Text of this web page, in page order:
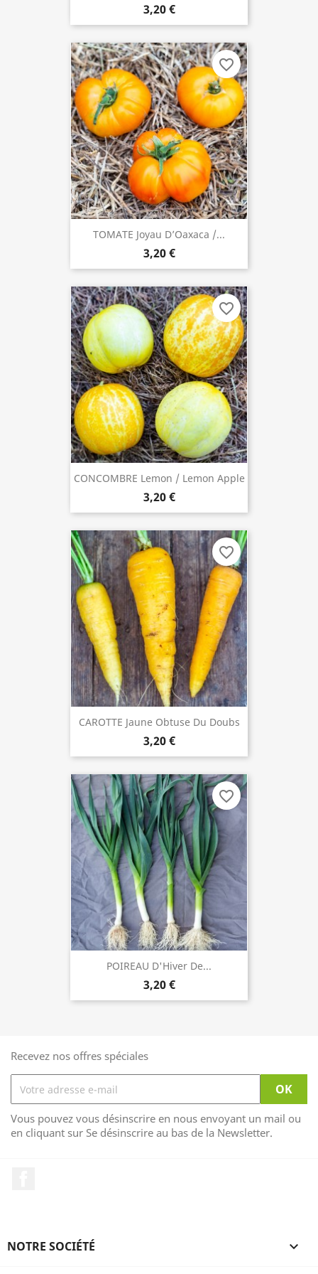
3,20 €
TOMATE Joyau D’Oaxaca /...
3,20 €
favorite_border
CONCOMBRE Lemon / Lemon Apple
3,20 €
favorite_border
CAROTTE Jaune Obtuse Du Doubs
3,20 €
favorite_border
POIREAU D'Hiver De...
3,20 €
favorite_border
Recevez nos offres spéciales
Vous pouvez vous désinscrire en nous envoyant un mail ou
en cliquant sur Se désinscrire au bas de la Newsletter.
NOTRE SOCIÉTÉ 